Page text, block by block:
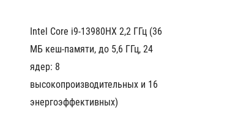
Intel Core i9-13980HX 2,2 ГГц (36
МБ кеш-памяти, до 5,6 ГГц, 24
ядер: 8
высокопроизводительных и 16
энергоэффективных)